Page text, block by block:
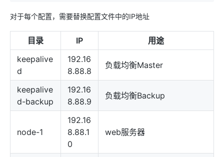
对于每个配置，需要替换配置文件中的IP地址
目录 IP
用途
keepalive
d
192.16
8.88.8
负载均衡Master
keepalive
d-backup
192.16
8.88.9
负载均衡Backup
node-1
192.16
8.88.1
0
web服务器